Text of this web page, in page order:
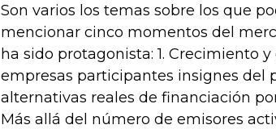
Son varios los temas sobre los que
mencionar cinco momentos del
ha sido protagonista: 1. Crecimiento
empresas participantes insignes del
alternativas reales de financiación
Más allá del número de emisores